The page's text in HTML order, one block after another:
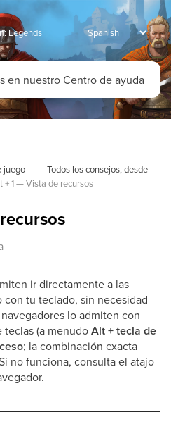
Legends
juego
Todos los consejos, desde
+ 1 — Vista de recursos
ir directamente a las
tu teclado, sin necesidad
lo admiten con
(a menudoAlt + tecla de
; la combinación exacta
no funciona, consulta el atajo